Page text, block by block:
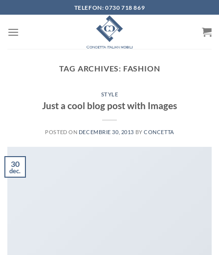
to
content
TELEFON: 0730 718 869
TAG ARCHIVES: FASHION
STYLE
Just a cool blog post with Images
POSTED ON DECEMBRIE 30, 2013 BYCONCETTA
30
dec.